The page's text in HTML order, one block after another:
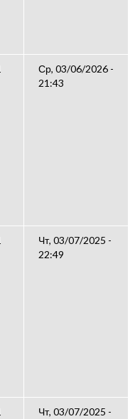
Ср, 03/06/2026 -
21:43
Чт, 03/07/2025 -
22:49
Чт, 03/07/2025 -